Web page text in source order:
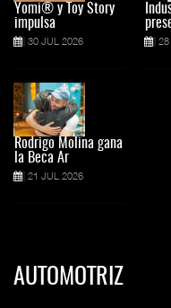
Yomi® y Toy Story
impulsa
30 JUL 2026
Rodrigo Molina gana
la Beca Ar
21 JUL 2026
AUTOMOTRIZ